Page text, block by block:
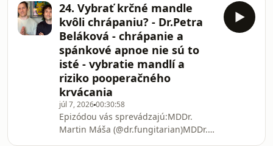
lekárskou poradňou, 10% zľava s
kódom &quot;BIOHUSTLE&quot;Stalo
sa ti už, že v snahe schudnúť alebo žiť
zdravšie automaticky siahaš po „zero“
a „light“ verziách nápojov, no v hlave
ti aj tak bliká kontrolka, či do seba
neleješ čistú chémiu? Okolo umel
24. Vybrať krčné mandle
kvôli chrápaniu? - Dr.Petra
Beláková - chrápanie a
spánkové apnoe nie sú to
isté - vybratie mandlí a
riziko pooperačného
krvácania
júl 7, 202600:30:58
Epizódou vás sprevádzajú:MDDr.
Martin Máša (@dr.fungitarian)MDDr.